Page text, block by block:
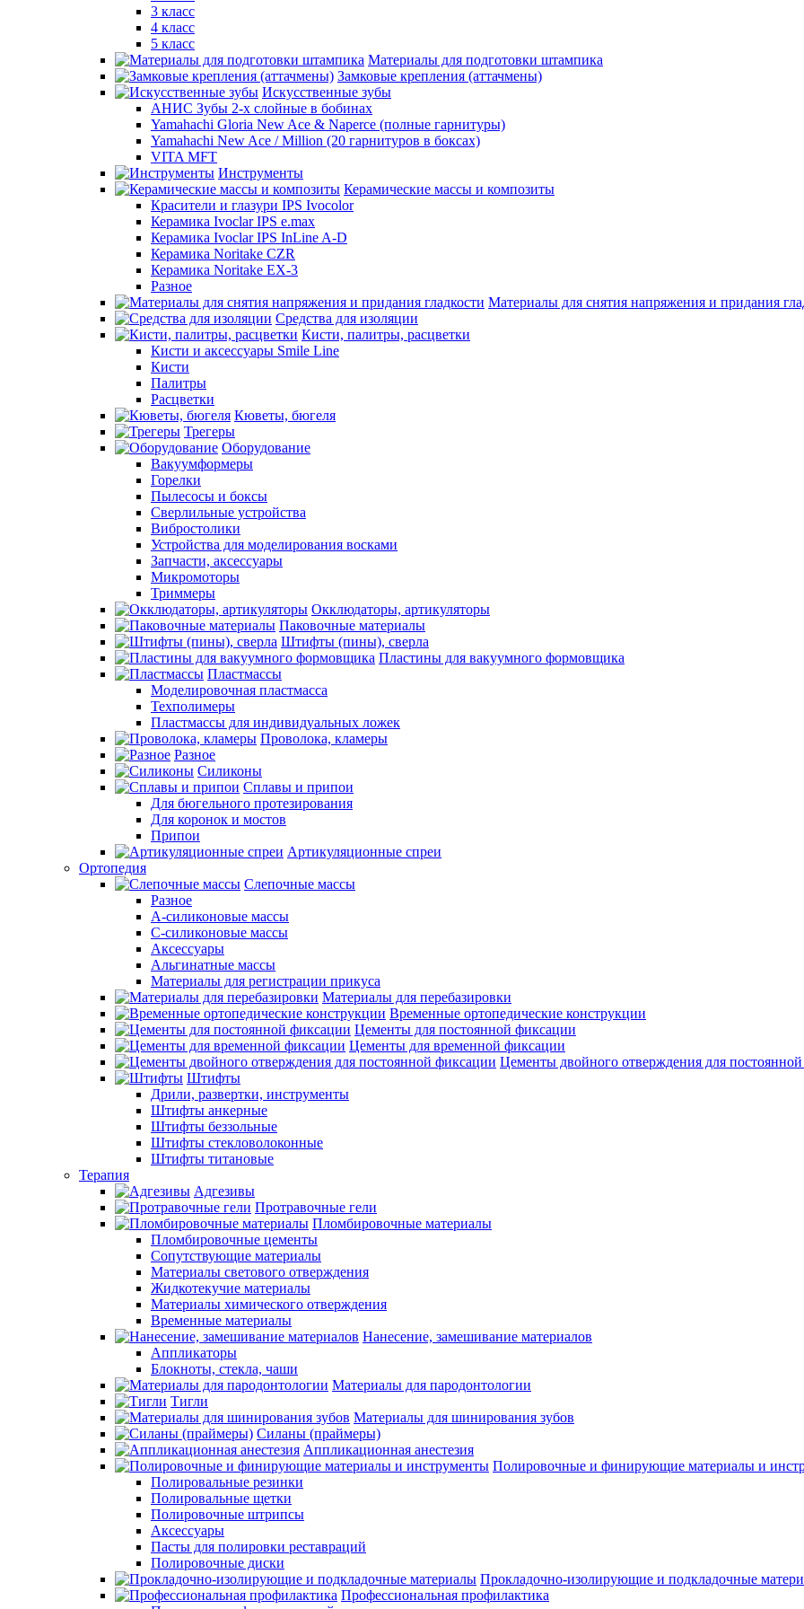
3 класс
4 класс
5 класс
Материалы для подготовки штампика
Замковые крепления (аттачмены)
Искусственные зубы
АНИС Зубы 2-х слойные в бобинах
Yamahachi Gloria New Ace & Naperce (полные гарнитуры)
Yamahachi New Ace / Million (20 гарнитуров в боксах)
VITA MFT
Инструменты
Керамические массы и композиты
Красители и глазури IPS Ivocolor
Керамика Ivoclar IPS e.max
Керамика Ivoclar IPS InLine A-D
Керамика Noritake CZR
Керамика Noritake EX-3
Разное
Материалы для снятия напряжения и придания
Средства для изоляции
Кисти, палитры, расцветки
Кисти и аксессуары Smile Line
Кисти
Палитры
Расцветки
Кюветы, бюгеля
Трегеры
Оборудование
Вакуумформеры
Горелки
Пылесосы и боксы
Сверлильные устройства
Вибростолики
Устройства для моделирования восками
Запчасти, аксессуары
Микромоторы
Триммеры
Окклюдаторы, артикуляторы
Паковочные материалы
Штифты (пины), сверла
Пластины для вакуумного формовщика
Пластмассы
Моделировочная пластмасса
Техполимеры
Пластмассы для индивидуальных ложек
Проволока, кламеры
Разное
Силиконы
Сплавы и припои
Для бюгельного протезирования
Для коронок и мостов
Припои
Артикуляционные спреи
Ортопедия
Слепочные массы
Разное
А-силиконовые массы
С-силиконовые массы
Аксессуары
Альгинатные массы
Материалы для регистрации прикуса
Материалы для перебазировки
Временные ортопедические конструкции
Цементы для постоянной фиксации
Цементы для временной фиксации
Цементы двойного отверждения для
Штифты
Дрили, развертки, инструменты
Штифты анкерные
Штифты беззольные
Штифты стекловолоконные
Штифты титановые
Терапия
Адгезивы
Протравочные гели
Пломбировочные материалы
Пломбировочные цементы
Сопутствующие материалы
Материалы светового отверждения
Жидкотекучие материалы
Материалы химического отверждения
Временные материалы
Нанесение, замешивание материалов
Аппликаторы
Блокноты, стекла, чаши
Материалы для пародонтологии
Тигли
Материалы для шинирования зубов
Силаны (праймеры)
Аппликационная анестезия
Полировочные и финирующие материалы и
Полировальные резинки
Полировальные щетки
Полировочные штрипсы
Аксессуары
Пасты для полировки реставраций
Полировочные диски
Прокладочно-изолирующие и подкладочные
Профессиональная профилактика